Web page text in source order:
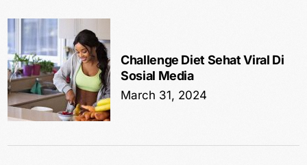
Challenge Diet Sehat Viral Di
Sosial Media
March 31, 2024